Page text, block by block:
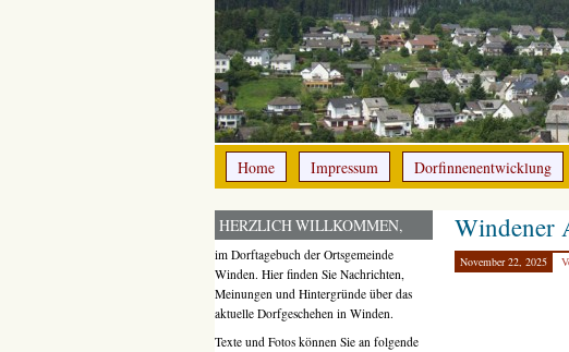
Home Impressum Dorfinnenentwicklung
Windener
November 22, 2025
HERZLICH WILLKOMMEN,
im Dorftagebuch der Ortsgemeinde
Winden. Hier finden Sie Nachrichten,
Meinungen und Hintergründe über das
aktuelle Dorfgeschehen in Winden.
Texte und Fotos können Sie an folgende